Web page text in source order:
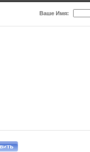
Ваше Имя: